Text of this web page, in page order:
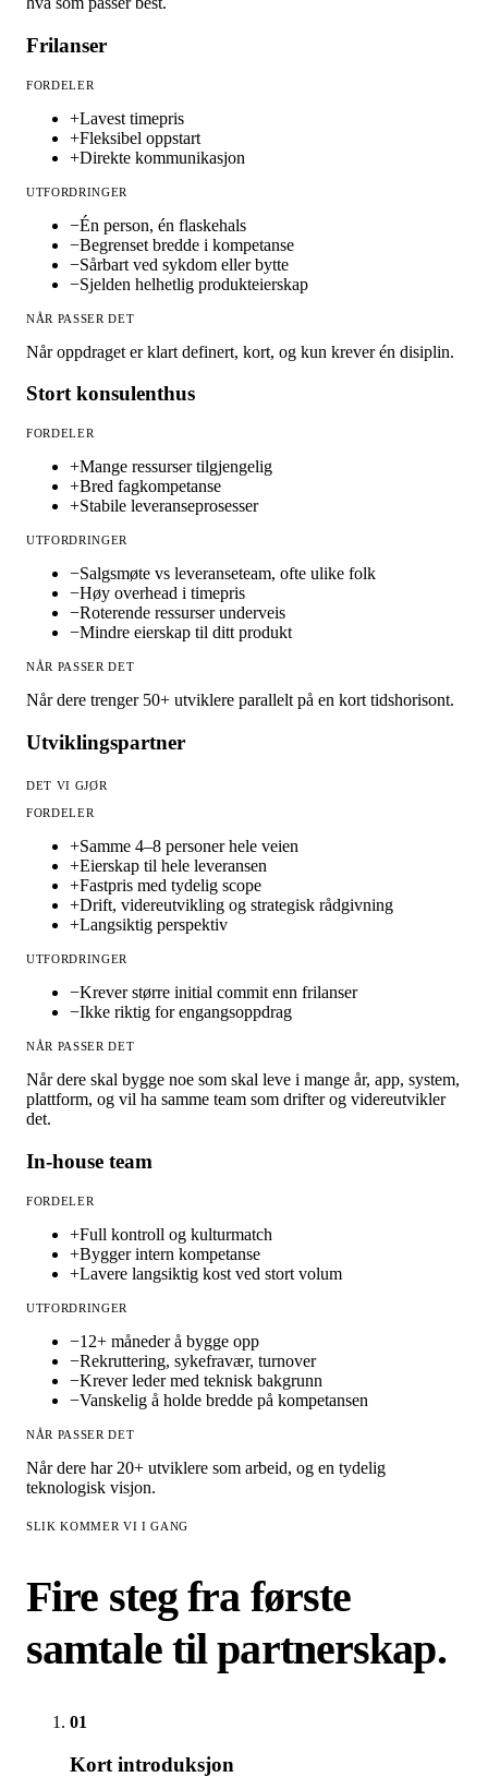
Frilanser
FORDELER
+Lavest timepris
+Fleksibel oppstart
+Direkte kommunikasjon
UTFORDRINGER
−Én person, én flaskehals
−Begrenset bredde i kompetanse
−Sårbart ved sykdom eller bytte
−Sjelden helhetlig produkteierskap
NÅR PASSER DET
Når oppdraget er klart definert, kort, og kun krever én disiplin.
Stort konsulenthus
FORDELER
+Mange ressurser tilgjengelig
+Bred fagkompetanse
+Stabile leveranseprosesser
UTFORDRINGER
−Salgsmøte vs leveranseteam, ofte ulike folk
−Høy overhead i timepris
−Roterende ressurser underveis
−Mindre eierskap til ditt produkt
NÅR PASSER DET
Når dere trenger 50+ utviklere parallelt på en kort tidshorisont.
Utviklingspartner
DET VI GJØR
FORDELER
+Samme 4–8 personer hele veien
+Eierskap til hele leveransen
+Fastpris med tydelig scope
+Drift, videreutvikling og strategisk rådgivning
+Langsiktig perspektiv
UTFORDRINGER
−Krever større initial commit enn frilanser
−Ikke riktig for engangsoppdrag
NÅR PASSER DET
Når dere skal bygge noe som skal leve i mange år, app, system,
plattform, og vil ha samme team som drifter og videreutvikler
det.
In-house team
FORDELER
+Full kontroll og kulturmatch
+Bygger intern kompetanse
+Lavere langsiktig kost ved stort volum
UTFORDRINGER
−12+ måneder å bygge opp
−Rekruttering, sykefravær, turnover
−Krever leder med teknisk bakgrunn
−Vanskelig å holde bredde på kompetansen
NÅR PASSER DET
Når dere har 20+ utviklere som arbeid, og en tydelig
teknologisk visjon.
SLIK KOMMER VI I GANG
Fire steg fra første
samtale til partnerskap.
01
Kort introduksjon